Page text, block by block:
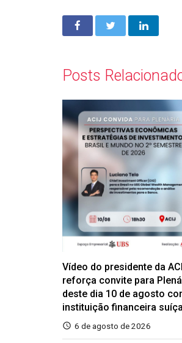
Posts
Vídeo do presidente da
reforça convite para
deste dia 10 de agosto
instituição financeira suíça
6 de agosto de 2026